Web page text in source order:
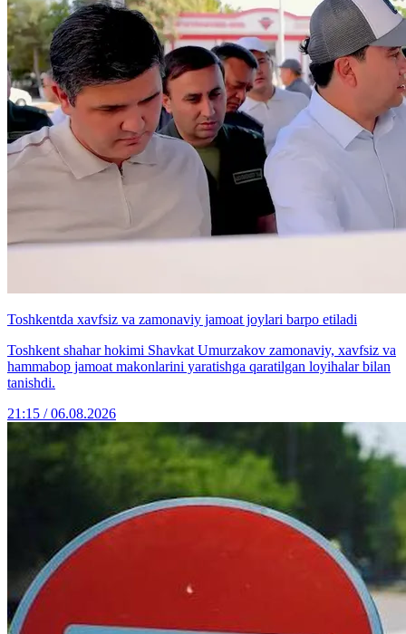
Toshkentda xavfsiz va zamonaviy jamoat joylari barpo etiladi
Toshkent shahar hokimi Shavkat Umurzakov zamonaviy, xavfsiz va
hammabop jamoat makonlarini yaratishga qaratilgan loyihalar bilan
tanishdi.
21:15 / 06.08.2026